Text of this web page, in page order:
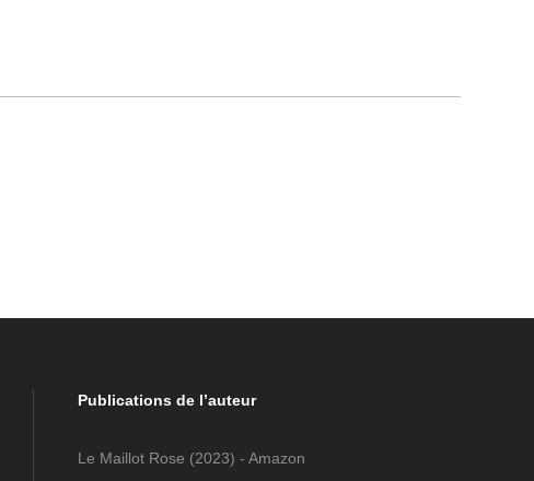
Publications de l’auteur
Le Maillot Rose (2023) - Amazon